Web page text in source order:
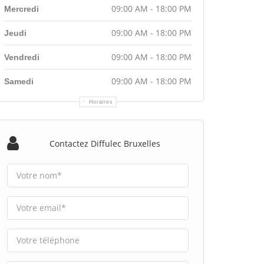
Horaires
Mercredi 09:00 AM - 18:00 PM
Jeudi 09:00 AM - 18:00 PM
Vendredi 09:00 AM - 18:00 PM
Samedi 09:00 AM - 18:00 PM
Contactez Diffulec Bruxelles